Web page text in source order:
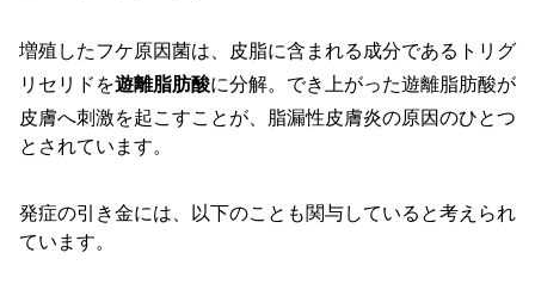
増殖したフケ原因菌は、皮脂に含まれる成分であるトリグ
リセリドを遊離脂肪酸に分解。でき上がった遊離脂肪酸が
皮膚へ刺激を起こすことが、脂漏性皮膚炎の原因のひとつ
とされています。
発症の引き金には、以下のことも関与していると考えられ
ています。